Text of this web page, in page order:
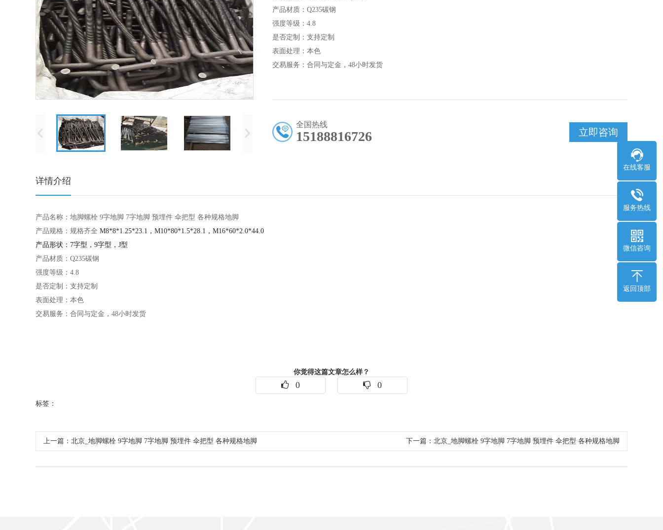
产品材质： Q235碳钢
强度等级：4.8
是否定制：支持定制
表面处理：本色
交易服务：合同与定金，48小时发货
立即咨询
全国热线
15188816726
详情介绍
产品名称：地脚螺栓 9字地脚 7字地脚 预埋件 伞把型 各种规格地脚
产品规格：规格齐全 M8*8*1.25*23.1， M10*80*1.5*28.1， M16*60*2.0*44.0
产品形状：7字型，9字型，J型
产品材质： Q235碳钢
强度等级：4.8
是否定制：支持定制
表面处理：本色
交易服务：合同与定金，48小时发货
你觉得这篇文章怎么样？
0 0
标签：
上一篇：北京_地脚螺栓 9字地脚 7字地脚 预埋件 伞把型 各种规格地脚 下一篇：北京_地脚螺栓 9字地脚 7字地脚 预埋件 伞把型 各种规格地脚
在线客服
服务热线
微信咨询
返回顶部